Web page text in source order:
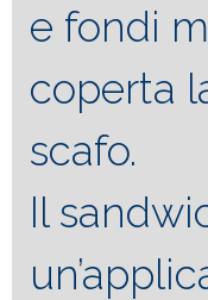
e fondi
coperta
scafo.
Il